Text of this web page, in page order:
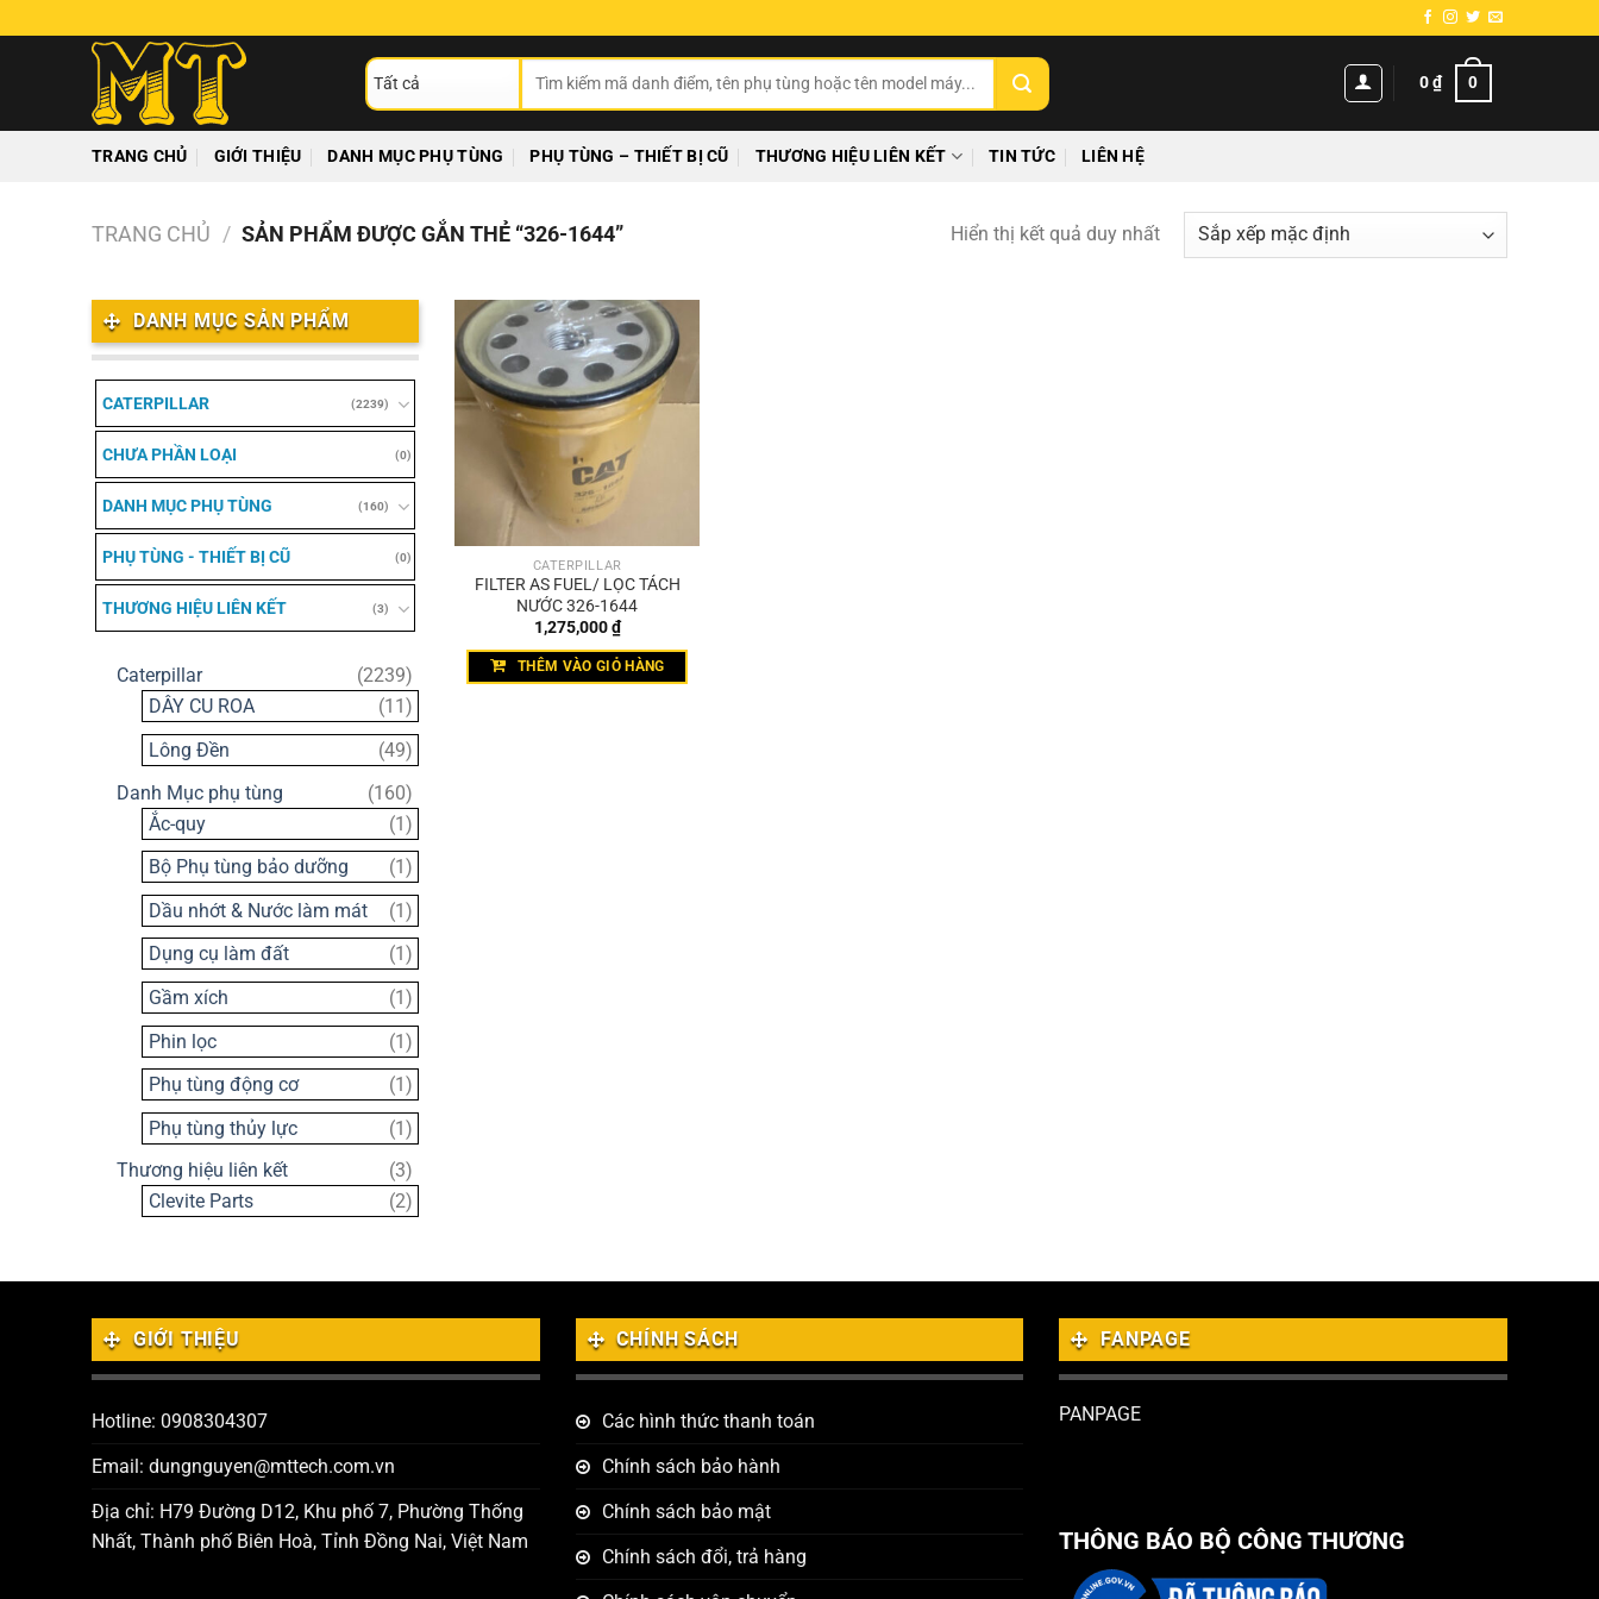
đến
kiếm:
0₫ 0
TRANG CHỦ GIỚI THIỆU DANH MỤC PHỤ TÙNG PHỤ TÙNG – THIẾT BỊ CŨ THƯƠNG HIỆU LIÊN KẾT TIN TỨC LIÊN HỆ
TRANG CHỦ / SẢN PHẨM ĐƯỢC GẮN THẺ “326-1644” Hiển thị kết quả duy nhất
DANH MỤC SẢN PHẨM
CATERPILLAR (2239)
CHƯA PHẦN LOẠI (0)
DANH MỤC PHỤ TÙNG (160)
PHỤ TÙNG - THIẾT BỊ CŨ (0)
THƯƠNG HIỆU LIÊN KẾT (3)
Caterpillar 22392239
sản
phẩm
DÂY CU ROA 11 11
sản
phẩm
Lông Đền 4949
sản
phẩm
Danh Mục phụ tùng 160160
sản
phẩm
Ắc-quy 11
sản
phẩm
Bộ Phụ tùng bảo dưỡng 1 1
sản
phẩm
Dầu nhớt & Nước làm mát 11
sản
phẩm
Dụng cụ làm đất 1 1
sản
phẩm
Gầm xích 11
sản
phẩm
Phin lọc 11
sản
phẩm
Phụ tùng động cơ 1 1
sản
phẩm
Phụ tùng thủy lực 11
sản
phẩm
Thương hiệu liên kết 33
sản
Clevite Parts 22
CATERPILLAR
FILTER AS FUEL/ LỌC TÁCH
NƯỚC 326-1644
1,275,000₫
THÊM VÀO GIỎ HÀNG
GIỚI THIỆU
Hotline: 0908304307
Email: dungnguyen@mttech.com.vn
Địa chỉ: H79 Đường D12, Khu phố 7, Phường Thống
Nhất, Thành phố Biên Hoà, Tỉnh Đồng Nai, Việt Nam
CHÍNH SÁCH
Các hình thức thanh toán
Chính sách bảo hành
Chính sách bảo mật
Chính sách đổi, trả hàng
FANPAGE
PANPAGE
THÔNG BÁO BỘ CÔNG THƯƠNG